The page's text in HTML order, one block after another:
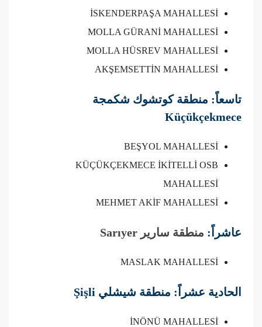
İSKENDERPAŞA MAHALLESİ
MOLLA GÜRANİ MAHALLESİ
MOLLA HÜSREV MAHALLESİ
AKŞEMSETTİN MAHALLESİ
تاسعاً: منطقة كوتشوك شكمجة
Küçükçekmece
BEŞYOL MAHALLESİ
KÜÇÜKÇEKMECE İKİTELLİ OSB
MAHALLESİ
MEHMET AKİF MAHALLESİ
عاشراً: منطقة سارير Sarıyer
MASLAK MAHALLESİ
الحادية عشراً: منطقة شيشلي Şişli
İNÖNÜ MAHALLESİ